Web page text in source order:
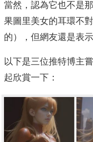
當然，認為它也不是
果圖里美女的耳環不
的），但網友還是表
以下是三位推特博主
起欣賞一下：